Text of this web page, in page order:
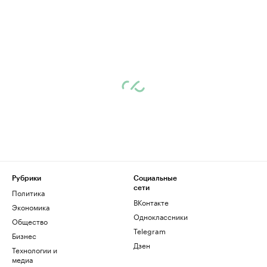
Рубрики
Политика
Экономика
Общество
Бизнес
Технологии и
медиа
Социальные
сети
ВКонтакте
Одноклассники
Telegram
Дзен